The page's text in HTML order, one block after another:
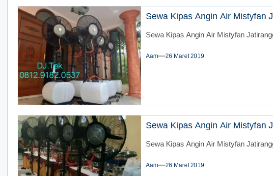
Sewa Kipas Angin Air Mistyfan
Sewa Kipas Angin Air Mistyfan
Aam 26 Maret 2019
Sewa Kipas Angin Air Mistyfan
Sewa Kipas Angin Air Mistyfan
Aam 26 Maret 2019